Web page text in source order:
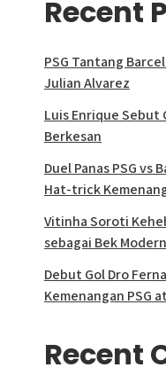
Recent
PSG Tantang
Julian Alvarez
Luis Enrique Sebut
Berkesan
Duel Panas PSG vs
Hat-trick
Vitinha Soroti
sebagai Bek
Debut Gol Dro
Kemenangan PSG
Recent